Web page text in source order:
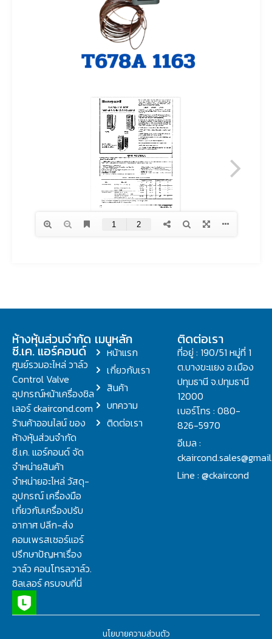
ห้างหุ้นส่วนจำกัด
ซี.เค. แอร์คอนด์
ศูนย์รวมอะไหล่ วาล์ว
Control Valve
อุปกรณ์หน้าเครื่องชิล
เลอร์ ckaircond.com
ร้านค้าออนไลน์ ของ
ห้างหุ้นส่วนจำกัด
ซี.เค. แอร์คอนด์ จัด
จำหน่ายสินค้า
จำหน่ายอะไหล่ วัสดุ-
อุปกรณ์ เครื่องมือ
เกี่ยวกับเครื่องปรับ
อากาศ ปลีก-ส่ง
คอมเพรสเซอร์แอร์
ปรึกษาปัญหาเรื่อง
วาล์ว คอนโทรลวาล์ว.
ชิลเลอร์ ครบจบที่นี่
เมนูหลัก
หน้าแรก
เกี่ยวกับเรา
สินค้า
บทความ
ติดต่อเรา
ติดต่อเรา
ที่อยู่ : 190/51 หมู่ที่ 1
ต.บางขะแยง อ.เมือง
ปทุมธานี จ.ปทุมธานี
12000
เบอร์โทร : 080-
826-5970
อีเมล :
Line : @ckaircond
นโยบายความส่วนตัว